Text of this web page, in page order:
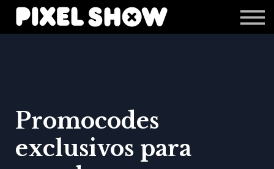
Shop
Revista Zupi
Promocodes
exclusivos para